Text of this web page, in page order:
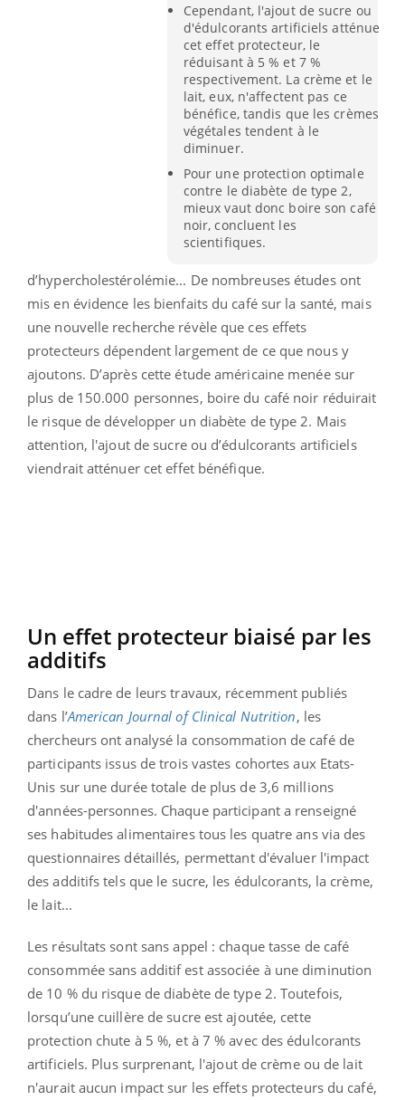
Cependant, l'ajout de sucre ou
d'édulcorants artificiels atténue
cet effet protecteur, le
réduisant à 5 % et 7 %
respectivement. La crème et le
lait, eux, n'affectent pas ce
bénéfice, tandis que les crèmes
végétales tendent à le
diminuer.
Pour une protection optimale
contre le diabète de type 2,
mieux vaut donc boire son café
noir, concluent les
scientifiques.
d’hypercholestérolémie... De nombreuses études ont
mis en évidence les bienfaits du café sur la santé, mais
une nouvelle recherche révèle que ces effets
protecteurs dépendent largement de ce que nous y
ajoutons. D’après cette étude américaine menée sur
plus de 150.000 personnes, boire du café noir réduirait
le risque de développer un diabète de type 2. Mais
attention, l'ajout de sucre ou d’édulcorants artificiels
viendrait atténuer cet effet bénéfique.
Un effet protecteur biaisé par les
additifs
Dans le cadre de leurs travaux, récemment publiés
dans l’American Journal of Clinical Nutrition, les
chercheurs ont analysé la consommation de café de
participants issus de trois vastes cohortes aux Etats-
Unis sur une durée totale de plus de 3,6 millions
d'années-personnes. Chaque participant a renseigné
ses habitudes alimentaires tous les quatre ans via des
questionnaires détaillés, permettant d'évaluer l'impact
des additifs tels que le sucre, les édulcorants, la crème,
le lait...
Les résultats sont sans appel : chaque tasse de café
consommée sans additif est associée à une diminution
de 10 % du risque de diabète de type 2. Toutefois,
lorsqu’une cuillère de sucre est ajoutée, cette
protection chute à 5 %, et à 7 % avec des édulcorants
artificiels. Plus surprenant, l'ajout de crème ou de lait
n'aurait aucun impact sur les effets protecteurs du café,